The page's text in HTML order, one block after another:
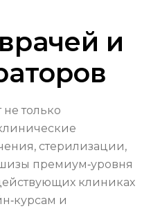
и
только
стерилизации,
премиум‑уровня
клиниках
и